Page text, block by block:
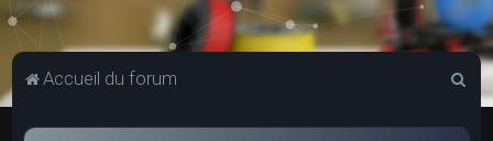
Accueil du forum